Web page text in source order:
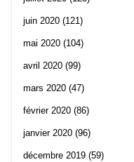
juin 2020 (121)
mai 2020 (104)
avril 2020 (99)
mars 2020 (47)
février 2020 (86)
janvier 2020 (96)
décembre 2019 (59)